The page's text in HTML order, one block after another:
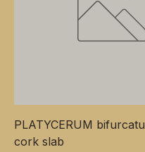
PLATYCERUM
cork slab